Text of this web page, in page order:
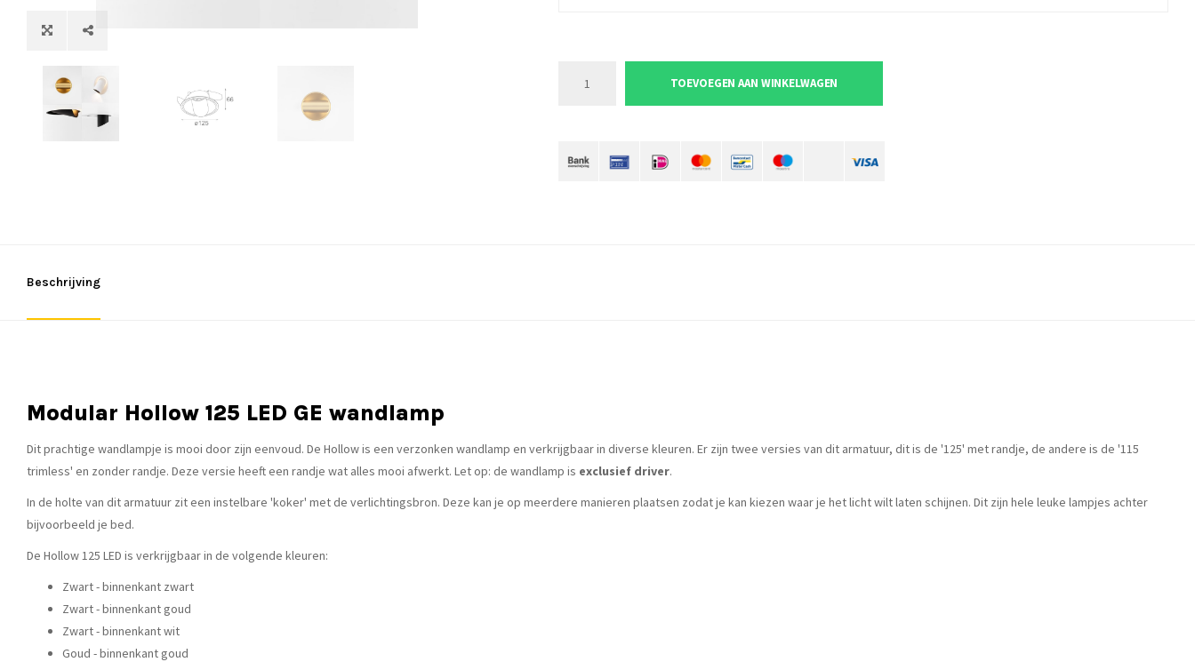
TOEVOEGEN AAN WINKELWAGEN
Beschrijving
Modular Hollow 125 LED GE wandlamp
Dit prachtige wandlampje is mooi door zijn eenvoud. De Hollow is een verzonken wandlamp en verkrijgbaar in diverse kleuren. Er zijn twee versies van dit armatuur, dit is de '125' met randje, de andere is de '115
trimless' en zonder randje. Deze versie heeft een randje wat alles mooi afwerkt. Let op: de wandlamp is exclusief driver.
In de holte van dit armatuur zit een instelbare 'koker' met de verlichtingsbron. Deze kan je op meerdere manieren plaatsen zodat je kan kiezen waar je het licht wilt laten schijnen. Dit zijn hele leuke lampjes achter
bijvoorbeeld je bed.
De Hollow 125 LED is verkrijgbaar in de volgende kleuren:
Zwart - binnenkant zwart
Zwart - binnenkant goud
Zwart - binnenkant wit
Goud - binnenkant goud